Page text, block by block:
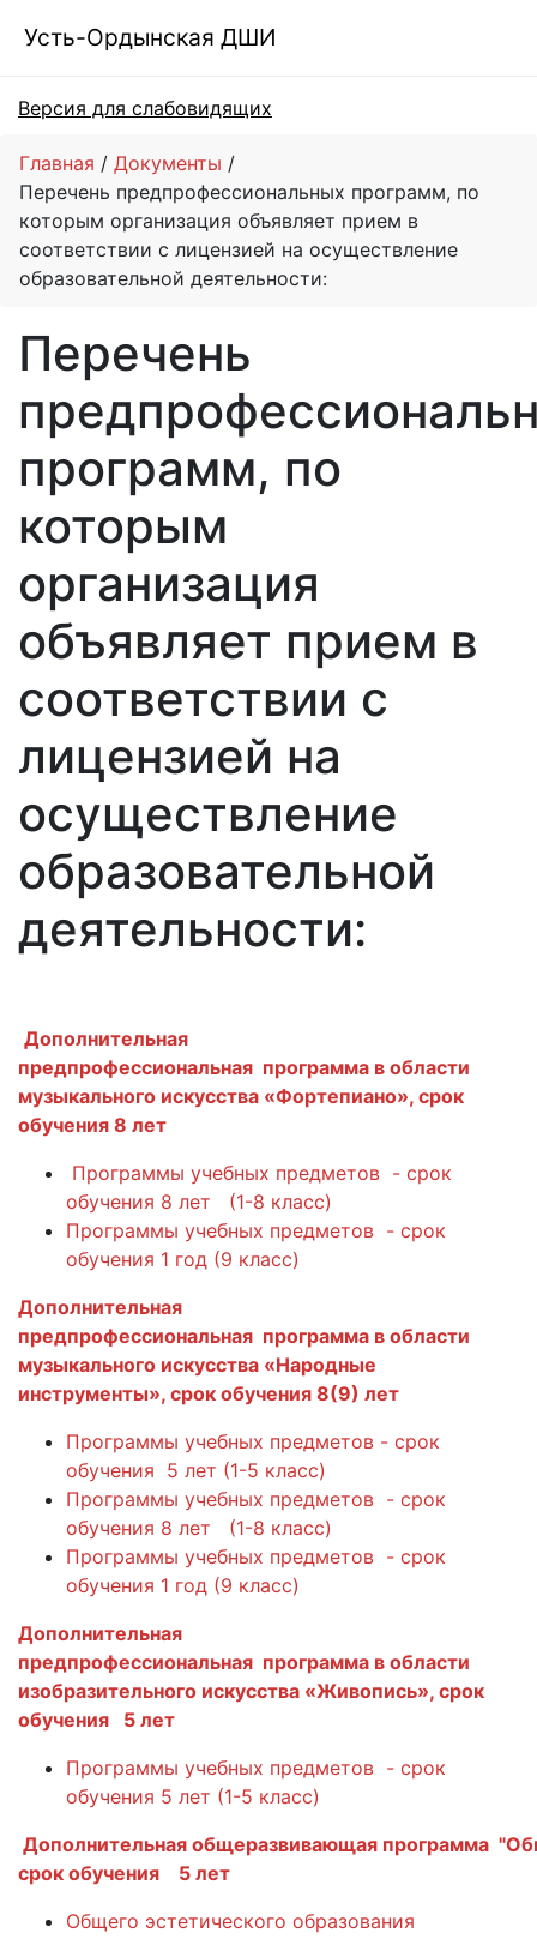
Усть-Ордынская ДШИ
Версия для слабовидящих
Главная
Документы
Перечень предпрофессиональных программ, по
которым организация объявляет прием в
соответствии с лицензией на осуществление
образовательной деятельности:
Перечень
программ, по
которым
организация
объявляет прием в
соответствии с
лицензией на
осуществление
образовательной
деятельности:
Дополнительная
предпрофессиональная программа в области
музыкального искусства «Фортепиано», срок
обучения 8 лет
Программы учебных предметов - срок
обучения 8 лет (1-8 класс)
Программы учебных предметов - срок
обучения 1 год (9 класс)
Дополнительная
предпрофессиональная программа в области
музыкального искусства «Народные
инструменты», срок обучения 8(9) лет
Программы учебных предметов - срок
обучения 5 лет (1-5 класс)
Программы учебных предметов - срок
обучения 8 лет (1-8 класс)
Программы учебных предметов - срок
обучения 1 год (9 класс)
Дополнительная
предпрофессиональная программа в области
изобразительного искусства «Живопись», срок
обучения 5 лет
Программы учебных предметов - срок
обучения 5 лет (1-5 класс)
Дополнительная общеразвивающая программа
срок обучения 5 лет
Общего эстетического образования